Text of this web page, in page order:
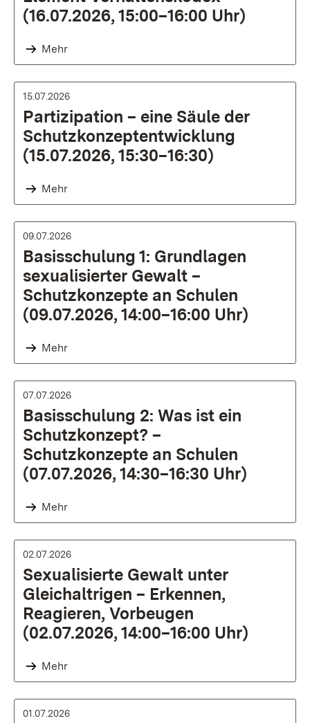
(16.07.2026, 15:00–16:00 Uhr)
Mehr
15.07.2026
Partizipation – eine Säule der
Schutzkonzeptentwicklung
(15.07.2026, 15:30–16:30)
Mehr
09.07.2026
Basisschulung 1: Grundlagen
sexualisierter Gewalt –
Schutzkonzepte an Schulen
(09.07.2026, 14:00–16:00 Uhr)
Mehr
07.07.2026
Basisschulung 2: Was ist ein
Schutzkonzept? –
Schutzkonzepte an Schulen
(07.07.2026, 14:30–16:30 Uhr)
Mehr
02.07.2026
Sexualisierte Gewalt unter
Gleichaltrigen – Erkennen,
Reagieren, Vorbeugen
(02.07.2026, 14:00–16:00 Uhr)
Mehr
01.07.2026